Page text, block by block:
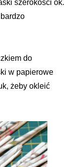
szerokości ok.
do
w papierowe
żeby okleić